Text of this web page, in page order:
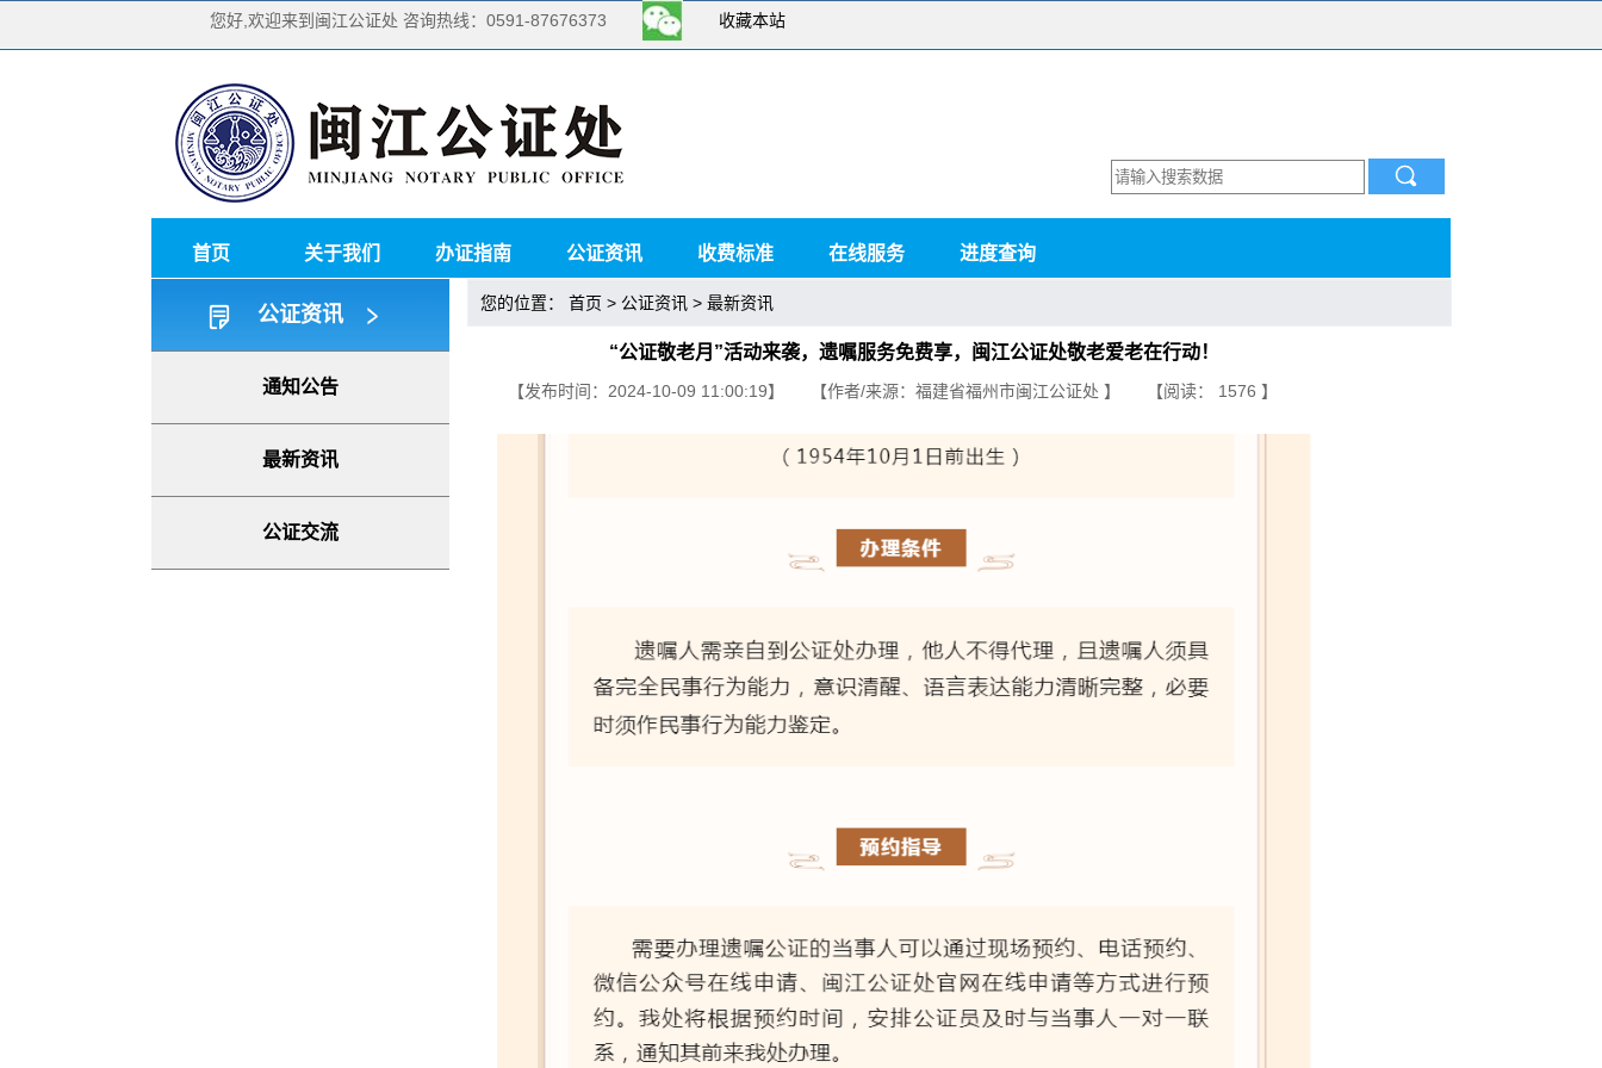
您好,欢迎来到闽江公证处 咨询热线：0591-87676373 收藏本站
首页 关于我们 办证指南 公证资讯 收费标准 在线服务 进度查询
公证资讯
通知公告
最新资讯
公证交流
您的位置： 首页 > 公证资讯 > 最新资讯
“公证敬老月”活动来袭，遗嘱服务免费享，闽江公证处敬老爱老在行动！
【发布时间：2024-10-09 11:00:19】 【作者/来源：福建省福州市闽江公证处 】 【阅读： 1576 】